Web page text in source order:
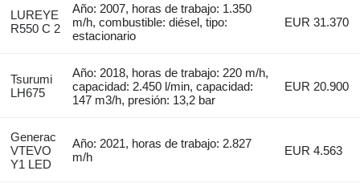
LUREYE
R550 C 2
Año: 2007, horas de trabajo: 1.350
m/h, combustible: diésel, tipo:
estacionario
EUR 31.370
Tsurumi
LH675
Año: 2018, horas de trabajo: 220 m/h,
capacidad: 2.450 l/min, capacidad:
147 m3/h, presión: 13,2 bar
EUR 20.900
Generac
VTEVO
Y1 LED
Año: 2021, horas de trabajo: 2.827
m/h
EUR 4.563